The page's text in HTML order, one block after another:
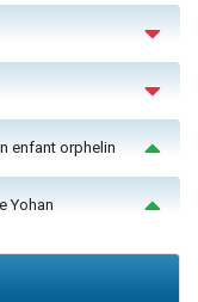
enfant orphelin
Yohan